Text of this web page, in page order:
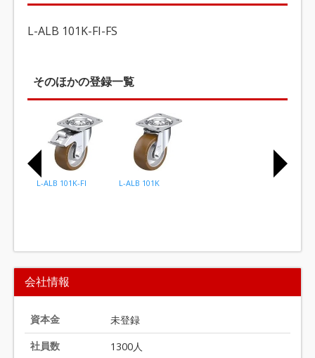
L-ALB 101K-FI-FS
そのほかの登録一覧
L-ALB 101K-FI L-ALB 101K
I
t
e
m
1
o
f
会社情報
資本金
未登録
社員数
1300人